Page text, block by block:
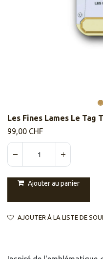
Les Fines Lames Le Tag
99,00 CHF
Ajouter au panier
AJOUTER À LA LISTE DE